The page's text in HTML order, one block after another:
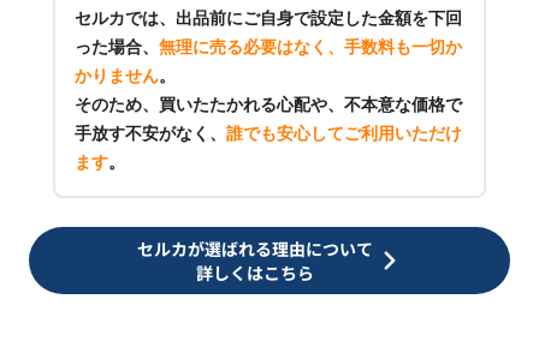
セルカでは、出品前にご自身で設定した金額を下回
った場合、 無理に売る必要はなく、手数料も一切か
かりません。
そのため、買いたたかれる心配や、不本意な価格で
手放す不安がなく、 誰でも安心してご利用いただけ
ます。
セルカが選ばれる理由について
詳しくはこちら